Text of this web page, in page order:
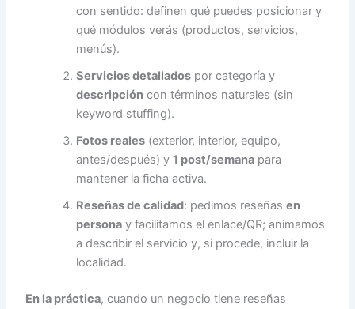
con sentido: definen qué puedes posicionar y
qué módulos verás (productos, servicios,
menús).
Servicios detallados por categoría y
descripción con términos naturales (sin
keyword stuffing).
Fotos reales (exterior, interior, equipo,
antes/después) y1 post/semana para
mantener la ficha activa.
Reseñas de calidad: pedimos reseñasen
persona y facilitamos el enlace/QR; animamos
a describir el servicio y, si procede, incluir la
localidad.
En la práctica, cuando un negocio tiene reseñas